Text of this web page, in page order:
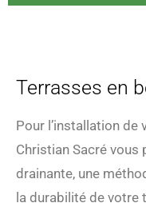
Terrasses en
Pour l’installation de
Christian Sacré vous
drainante, une
la durabilité de votre